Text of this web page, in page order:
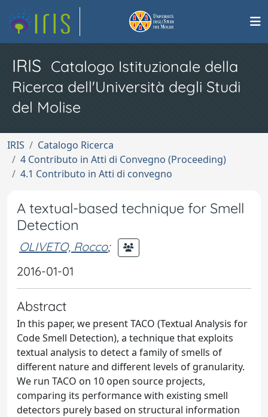
IRIS Catalogo Istituzionale della
Ricerca dell'Università degli Studi
del Molise
IRIS
Catalogo Ricerca
4 Contributo in Atti di Convegno (Proceeding)
4.1 Contributo in Atti di convegno
A textual-based technique for Smell
Detection
OLIVETO, Rocco;
2016-01-01
Abstract
In this paper, we present TACO (Textual Analysis for
Code Smell Detection), a technique that exploits
textual analysis to detect a family of smells of
different nature and different levels of granularity.
We run TACO on 10 open source projects,
comparing its performance with existing smell
detectors purely based on structural information